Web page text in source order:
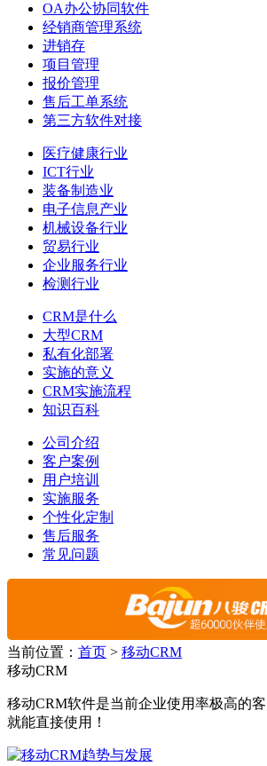
OA办公协同软件
经销商管理系统
进销存
项目管理
报价管理
售后工单系统
第三方软件对接
医疗健康行业
ICT行业
装备制造业
电子信息产业
机械设备行业
贸易行业
企业服务行业
检测行业
CRM是什么
大型CRM
私有化部署
实施的意义
CRM实施流程
知识百科
公司介绍
客户案例
用户培训
实施服务
个性化定制
售后服务
常见问题
当前位置： 首页 > 移动CRM
移动CRM
移动CRM软件是当前企业使用率极高的
就能直接使用！